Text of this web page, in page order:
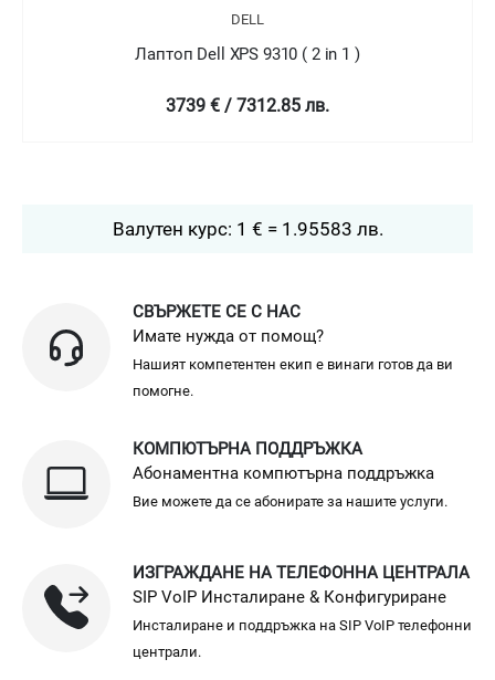
DELL
Лаптоп Dell XPS 9310 ( 2 in 1 )
4758.99 € / 9307.78 лв.
Валутен курс: 1 € = 1.95583 лв.
СВЪРЖЕТЕ СЕ С НАС
Имате нужда от помощ?
Нашият компетентен екип е винаги готов да ви
помогне.
КОМПЮТЪРНА ПОДДРЪЖКА
Абонаментна компютърна поддръжка
Вие можете да се абонирате за нашите услуги.
ИЗГРАЖДАНЕ НА ТЕЛЕФОННА ЦЕНТРАЛА
SIP VoIP Инсталиране & Конфигуриране
Инсталиране и поддръжка на SIP VoIP телефонни
централи.